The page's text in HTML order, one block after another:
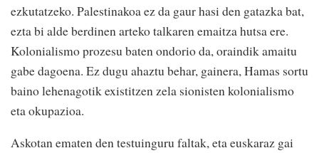
ezkutatzeko. Palestinakoa ez da gaur hasi den gatazka bat,
ezta bi alde berdinen arteko talkaren emaitza hutsa ere.
Kolonialismo prozesu baten ondorio da, oraindik amaitu
gabe dagoena. Ez dugu ahaztu behar, gainera, Hamas sortu
baino lehenagotik existitzen zela sionisten kolonialismo
eta okupazioa.
Askotan ematen den testuinguru faltak, eta euskaraz gai